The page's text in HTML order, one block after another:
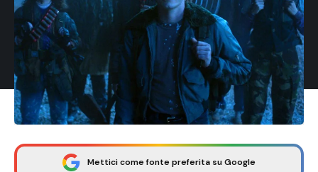
Mettici come fonte preferita su Google